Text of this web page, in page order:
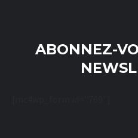
ABONNEZ-